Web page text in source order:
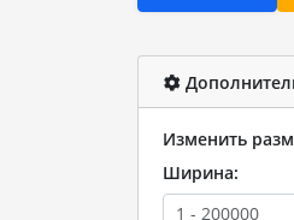
Изменить
Ширина: